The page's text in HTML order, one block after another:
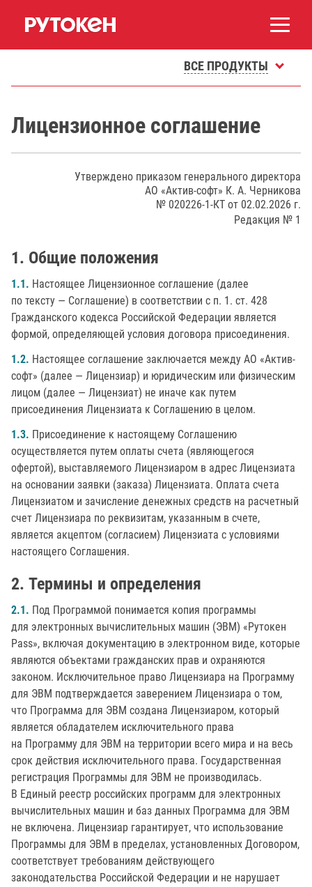
ВСЕ ПРОДУКТЫ
Лицензионное соглашение
Утверждено приказом генерального директора
АО «Актив-софт» К. А. Черникова
№ 020226-1-КТ от 02.02.2026 г.
Редакция № 1
Общие положения
1.1. Настоящее Лицензионное соглашение (далее
по тексту — Соглашение) в соответствии с п. 1. ст. 428
Гражданского кодекса Российской Федерации является
формой, определяющей условия договора присоединения.
1.2. Настоящее соглашение заключается между АО «Актив-
софт» (далее — Лицензиар) и юридическим или физическим
лицом (далее — Лицензиат) не иначе как путем
присоединения Лицензиата к Соглашению в целом.
1.3. Присоединение к настоящему Соглашению
осуществляется путем оплаты счета (являющегося
офертой), выставляемого Лицензиаром в адрес Лицензиата
на основании заявки (заказа) Лицензиата. Оплата счета
Лицензиатом и зачисление денежных средств на расчетный
счет Лицензиара по реквизитам, указанным в счете,
является акцептом (согласием) Лицензиата с условиями
настоящего Соглашения.
Термины и определения
2.1. Под Программой понимается копия программы
для электронных вычислительных машин (ЭВМ) «Рутокен
Pass», включая документацию в электронном виде, которые
являются объектами гражданских прав и охраняются
законом. Исключительное право Лицензиара на Программу
для ЭВМ подтверждается заверением Лицензиара о том,
что Программа для ЭВМ создана Лицензиаром, который
является обладателем исключительного права
на Программу для ЭВМ на территории всего мира и на весь
срок действия исключительного права. Государственная
регистрация Программы для ЭВМ не производилась.
В Единый реестр российских программ для электронных
вычислительных машин и баз данных Программа для ЭВМ
не включена. Лицензиар гарантирует, что использование
Программы для ЭВМ в пределах, установленных Договором,
соответствует требованиям действующего
законодательства Российской Федерации и не нарушает